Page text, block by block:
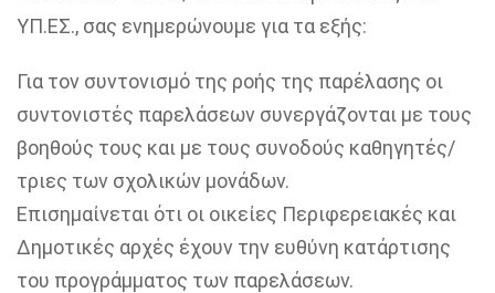
ΥΠ.ΕΣ., σας ενημερώνουμε για τα εξής:
Για τον συντονισμό της ροής της παρέλασης οι
συντονιστές παρελάσεων συνεργάζονται με τους
βοηθούς τους και με τους συνοδούς καθηγητές/
τριες των σχολικών μονάδων.
Επισημαίνεται ότι οι οικείες Περιφερειακές και
Δημοτικές αρχές έχουν την ευθύνη κατάρτισης
του προγράμματος των παρελάσεων.